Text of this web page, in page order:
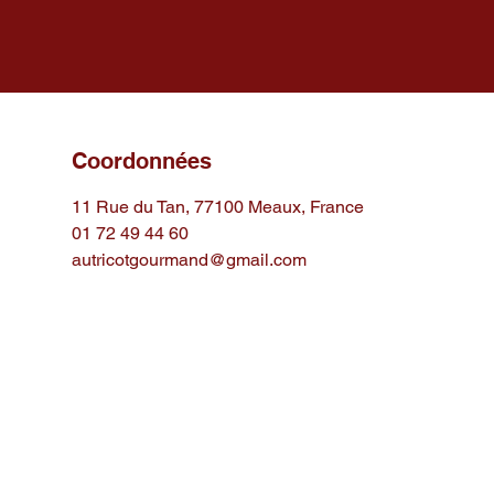
Coordonnées
11 Rue du Tan, 77100 Meaux, France
01 72 49 44 60
autricotgourmand@gmail.com